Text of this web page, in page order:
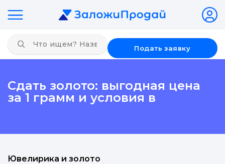
Подать заявку
Сдать золото: выгодная цена
за 1 грамм и условия в
Ювелирика и золото